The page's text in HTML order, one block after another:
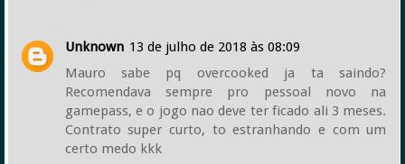
Unknown 13 de julho de 2018 às 08:09
Mauro sabe pq overcooked ja ta saindo?
Recomendava sempre pro pessoal novo na
gamepass, e o jogo nao deve ter ficado ali 3 meses.
Contrato super curto, to estranhando e com um
certo medo kkk